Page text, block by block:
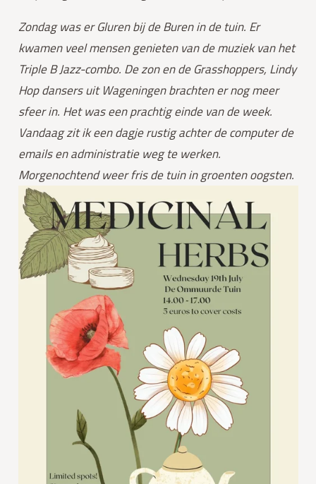
Zondag was er Gluren bij de Buren in de tuin. Er
kwamen veel mensen genieten van de muziek van het
Triple B Jazz-combo. De zon en de Grasshoppers, Lindy
Hop dansers uit Wageningen brachten er nog meer
sfeer in. Het was een prachtig einde van de week.
Vandaag zit ik een dagje rustig achter de computer de
emails en administratie weg te werken.
Morgenochtend weer fris de tuin in groenten oogsten.